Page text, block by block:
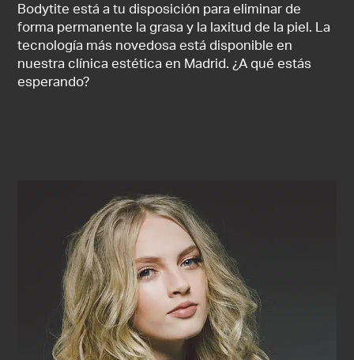
Bodytite está a tu disposición para eliminar de
forma permanente la grasa y la laxitud de la piel. La
tecnología más novedosa está disponible en
nuestra clínica estética en Madrid. ¿A qué estás
esperando?